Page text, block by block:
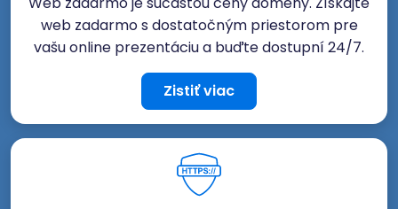
web zadarmo s dostatočným priestorom pre
vašu online prezentáciu a buďte dostupní 24/7.
Zistiť viac